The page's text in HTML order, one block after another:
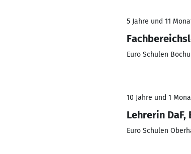
5 Jahre und 11
Euro Schulen
10 Jahre und 1
Lehrerin DaF,
Euro Schulen